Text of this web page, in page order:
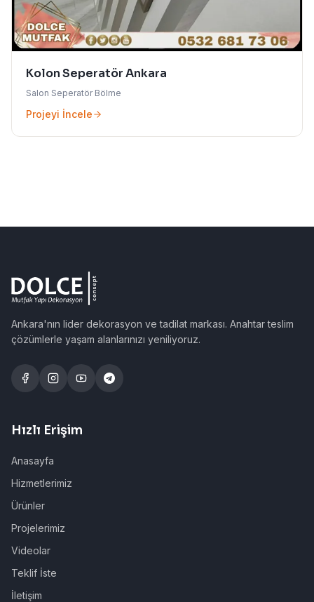
Kolon Seperatör Ankara
Salon Seperatör Bölme
Projeyi İncele
Ankara'nın lider dekorasyon ve tadilat markası. Anahtar teslim
çözümlerle yaşam alanlarınızı yeniliyoruz.
Hızlı Erişim
Anasayfa
Hizmetlerimiz
Ürünler
Projelerimiz
Videolar
Teklif İste
İletişim